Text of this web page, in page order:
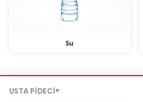
Su
USTA PİDECİ®